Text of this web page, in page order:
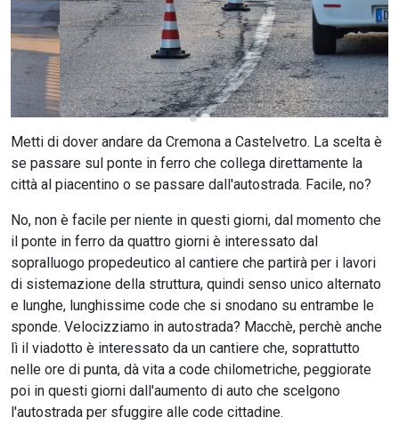
Metti di dover andare da Cremona a Castelvetro. La scelta è
se passare sul ponte in ferro che collega direttamente la
città al piacentino o se passare dall'autostrada. Facile, no?
No, non è facile per niente in questi giorni, dal momento che
il ponte in ferro da quattro giorni è interessato dal
sopralluogo propedeutico al cantiere che partirà per i lavori
di sistemazione della struttura, quindi senso unico alternato
e lunghe, lunghissime code che si snodano su entrambe le
sponde. Velocizziamo in autostrada? Macchè, perchè anche
lì il viadotto è interessato da un cantiere che, soprattutto
nelle ore di punta, dà vita a code chilometriche, peggiorate
poi in questi giorni dall'aumento di auto che scelgono
l'autostrada per sfuggire alle code cittadine.